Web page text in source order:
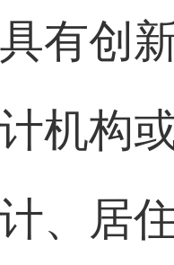
理论、
具有创
计机构